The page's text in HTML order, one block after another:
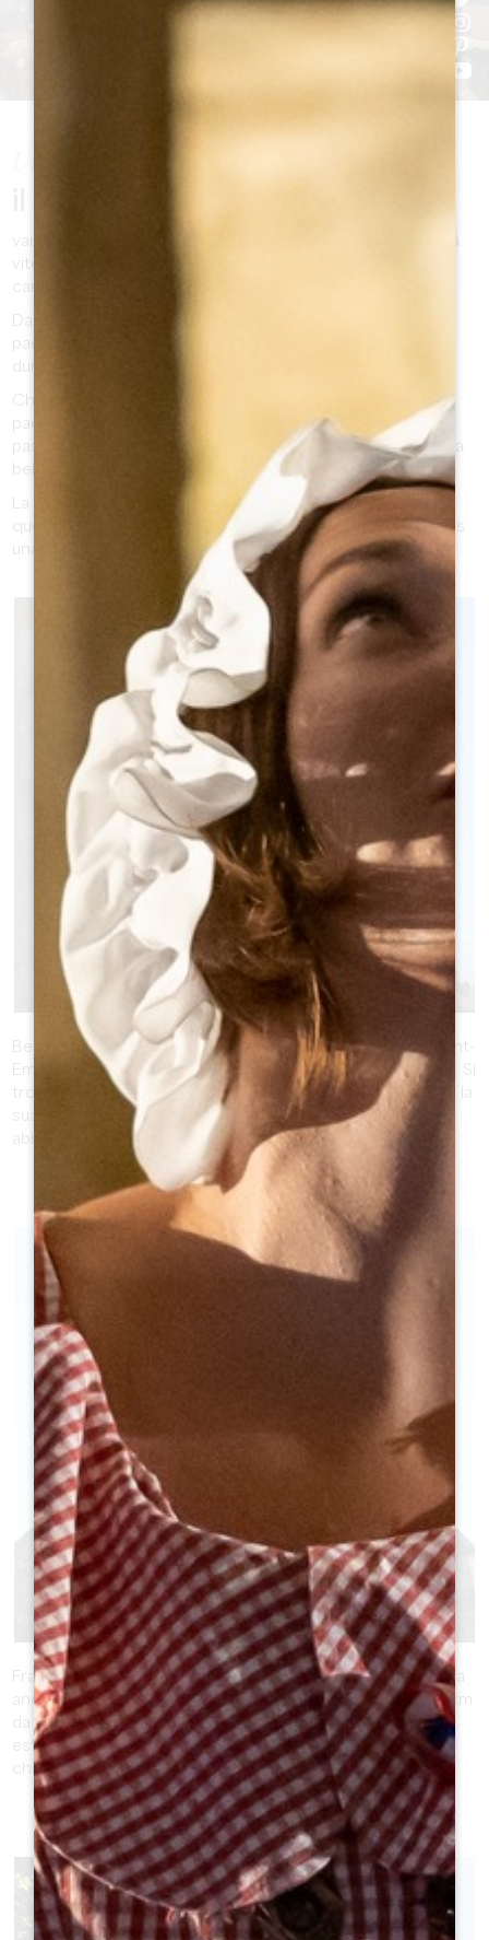
vanta un ricco patrimonio, segnato dall'onnipresenza della
vite e punteggiato dagli edifici storici che formano i
caratteristici villaggi e borghi della zona.
Dalle rive della Dordogna agli altopiani calcarei, i variegati
paesaggi del Grand Saint-Émilionnais vi sorprenderanno
durante la vostra visita!
Chiese romaniche, gotiche e monolitiche punteggiano il
paesaggio come punti di riferimento per i visitatori che
passeggiano, mentre i castelli spuntano qua e là come una
bella sorpresa inaspettata!
La conservazione e la promozione di questo terroir e di
questo patrimonio unici rendono il Grand Saint-Émilionnais
una zona eccezionale. Godetevi la vostra scoperta!
BELVÈS DE CASTILLON
Belvès-de-Castillon è un comune della Grande Area di Saint-
Emilion e una parte del Cantone di Coteaux de Dordogne. Si
trova a circa 10 km da Saint-Emilion e a 16 km da Libourne, la
sua superficie è di 661 ettari. Oggi il comune conta 333
abitanti, chiamati Belvésiens e Belvésiennes.
SCOPRIRE
FRANCHI
Francs è un comune della Grande Area di Saint-Emilion e fa
anche parte del Cantone di North Libourne. Si trova a 14 km
da Saint Emilion, su una collina che culmina a 96 metri, e si
estende su 359 ettari. Oggi il comune conta 190 abitanti,
chiamati Francs
SCOPRIRE